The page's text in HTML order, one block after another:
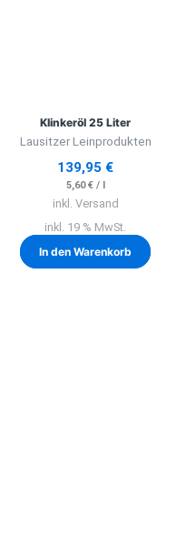
Klinkeröl 25 Liter
Lausitzer Leinprodukten
139,95 €
5,60€/ l
inkl. Versand
inkl. 19 % MwSt.
In den Warenkorb